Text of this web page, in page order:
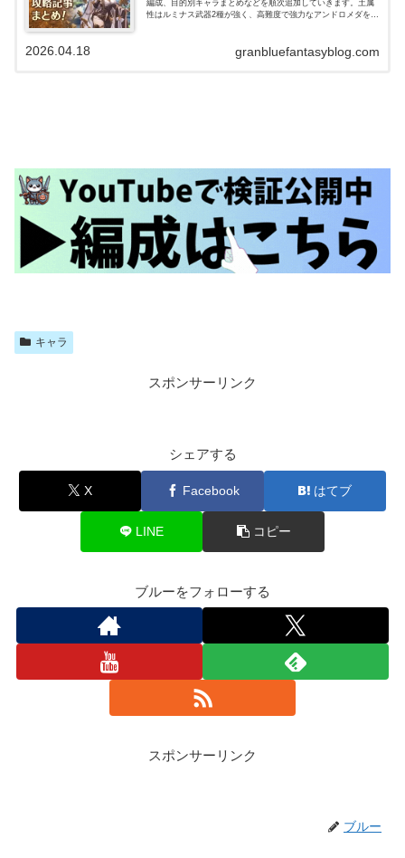
編成、目的別キャラまとめなどを順次追加していきます。土属
性はルミナス武器2種が強く、高難度で強力なアンドロメダを主
granbluefantasyblog.com
2026.04.18
キャラ
スポンサーリンク
シェアする
X Facebook はてブ
LINE コピー
ブルーをフォローする
スポンサーリンク
ブルー